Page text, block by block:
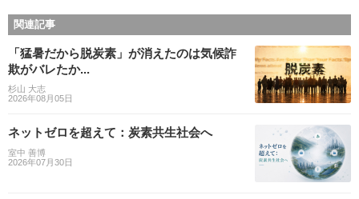
関連記事
「猛暑だから脱炭素」が消えたのは気候詐
欺がバレたか...
杉山 大志
2026年08月05日
ネットゼロを超えて：炭素共生社会へ
室中 善博
2026年07月30日